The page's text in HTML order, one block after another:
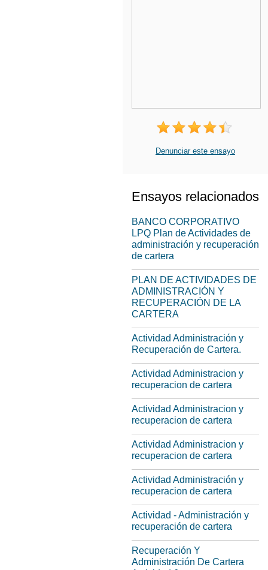
Denunciar este ensayo
Ensayos relacionados
BANCO CORPORATIVO
LPQ Plan de Actividades de
administración y recuperación
de cartera
PLAN DE ACTIVIDADES DE
ADMINISTRACIÓN Y
RECUPERACIÓN DE LA
CARTERA
Actividad Administración y
Recuperación de Cartera.
Actividad Administracion y
recuperacion de cartera
Actividad Administracion y
recuperacion de cartera
Actividad Administracion y
recuperacion de cartera
Actividad Administración y
recuperacion de cartera
Actividad - Administración y
recuperación de cartera
Recuperación Y
Administración De Cartera